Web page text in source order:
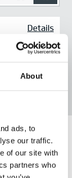
About
ads, to
our traffic.
of our site with
partners who
Details
KIA